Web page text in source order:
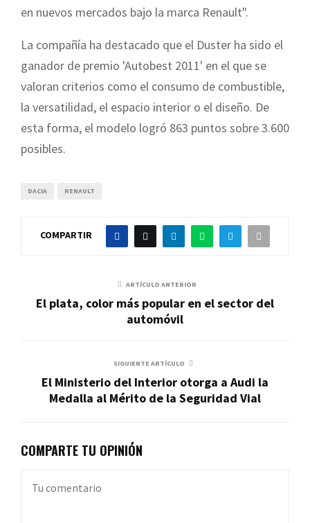
en nuevos mercados bajo la marca Renault".
La compañía ha destacado que el Duster ha sido el
ganador de premio 'Autobest 2011' en el que se
valoran criterios como el consumo de combustible,
la versatilidad, el espacio interior o el diseño. De
esta forma, el modelo logró 863 puntos sobre 3.600
posibles.
DACIA RENAULT
COMPARTIR
ARTÍCULO ANTERIOR
El plata, color más popular en el sector del
automóvil
SIGUIENTE ARTÍCULO
El Ministerio del Interior otorga a Audi la
Medalla al Mérito de la Seguridad Vial
COMPARTE TU OPINIÓN